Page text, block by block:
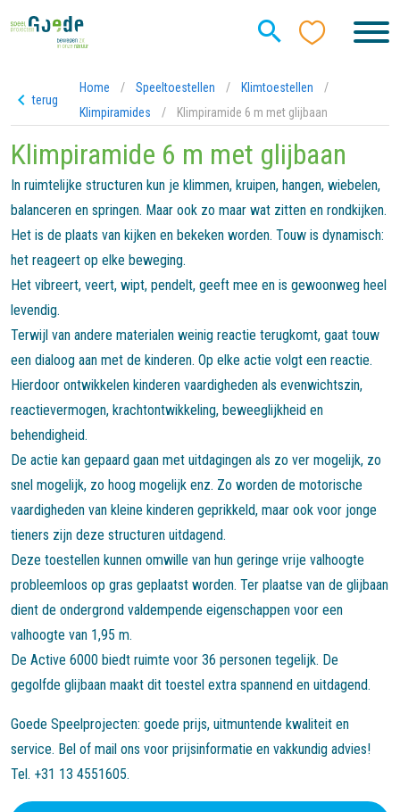
terug
Home / Speeltoestellen / Klimtoestellen
/
Klimpiramides
/ Klimpiramide 6 m met glijbaan
Klimpiramide 6 m met glijbaan
In ruimtelijke structuren kun je klimmen, kruipen, hangen, wiebelen,
balanceren en springen. Maar ook zo maar wat zitten en rondkijken.
Het is de plaats van kijken en bekeken worden. Touw is dynamisch:
het reageert op elke beweging.
Het vibreert, veert, wipt, pendelt, geeft mee en is gewoonweg heel
levendig.
Terwijl van andere materialen weinig reactie terugkomt, gaat touw
een dialoog aan met de kinderen. Op elke actie volgt een reactie.
Hierdoor ontwikkelen kinderen vaardigheden als evenwichtszin,
reactievermogen, krachtontwikkeling, beweeglijkheid en
behendigheid.
De actie kan gepaard gaan met uitdagingen als zo ver mogelijk, zo
snel mogelijk, zo hoog mogelijk enz. Zo worden de motorische
vaardigheden van kleine kinderen geprikkeld, maar ook voor jonge
tieners zijn deze structuren uitdagend.
Deze toestellen kunnen omwille van hun geringe vrije valhoogte
probleemloos op gras geplaatst worden. Ter plaatse van de glijbaan
dient de ondergrond valdempende eigenschappen voor een
valhoogte van 1,95 m.
De Active 6000 biedt ruimte voor 36 personen tegelijk. De
gegolfde glijbaan maakt dit toestel extra spannend en uitdagend.
Goede Speelprojecten: goede prijs, uitmuntende kwaliteit en
service. Bel of mail ons voor prijsinformatie en vakkundig advies!
Tel. +31 13 4551605.